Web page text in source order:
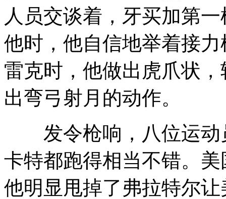
人员交谈着，牙买加第
他时，他自信地举着接
雷克时，他做出虎爪状
出弯弓射月的动作。
发令枪响，八位运动
卡特都跑得相当不错。
他明显甩掉了弗拉特尔